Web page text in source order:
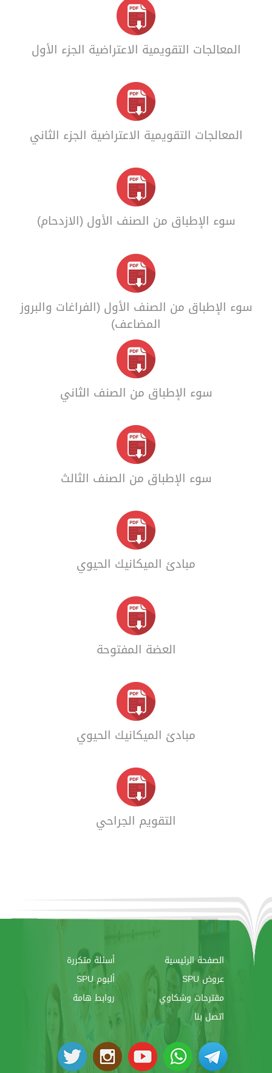
المعالجات التقويمية الاعتراضية الجزء الأول
المعالجات التقويمية الاعتراضية الجزء الثاني
سوء الإطباق من الصنف الأول (الازدحام)
سوء الإطباق من الصنف الأول (الفراغات والبروز
المضاعف)
سوء الإطباق من الصنف الثاني
سوء الإطباق من الصنف الثالث
مبادئ الميكانيك الحيوي
العضة المفتوحة
مبادئ الميكانيك الحيوي
التقويم الجراحي
الصفحة الرئيسية
أسئلة متكررة
عروض SPU
ألبوم SPU
مقترحات وشكاوي
روابط هامة
اتصل بنا